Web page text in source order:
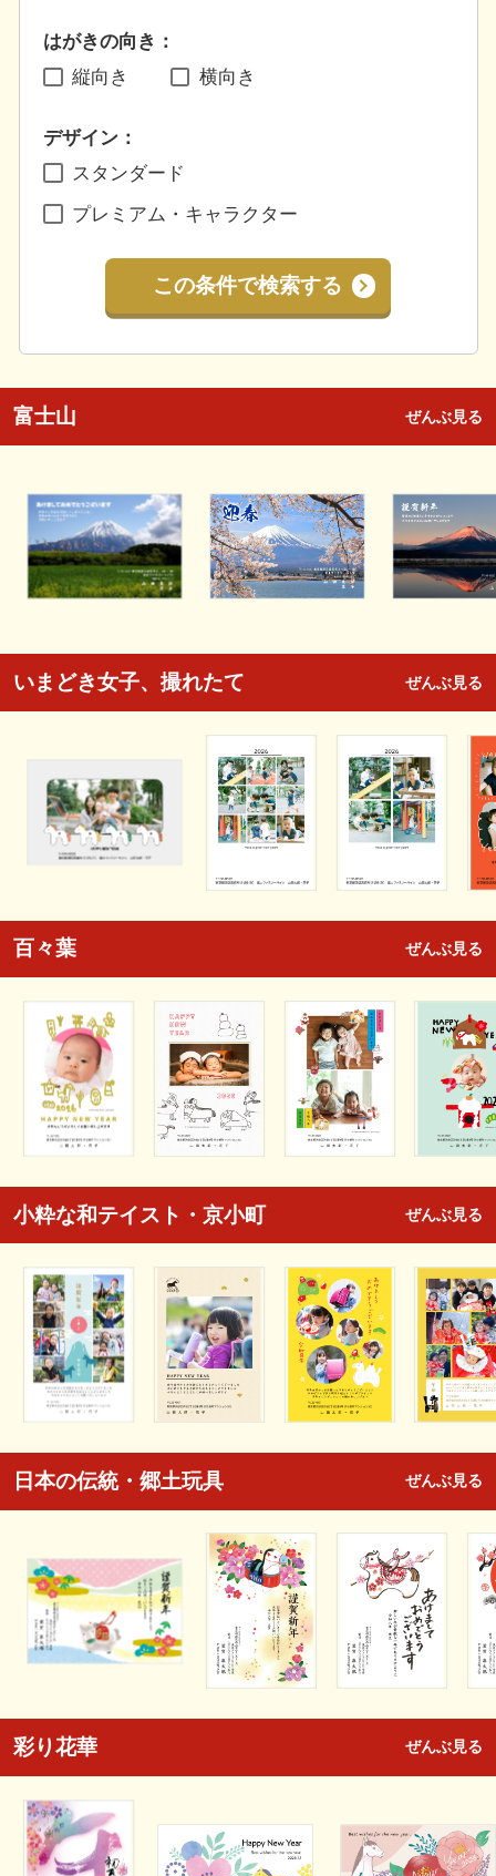
はがきの向き：
縦向き
横向き
デザイン：
スタンダード
プレミアム・キャラクター
この条件で検索する
富士山 ぜんぶ見る
いまどき女子、撮れたて ぜんぶ見る
百々葉 ぜんぶ見る
小粋な和テイスト・京小町 ぜんぶ見る
日本の伝統・郷土玩具 ぜんぶ見る
彩り花華 ぜんぶ見る